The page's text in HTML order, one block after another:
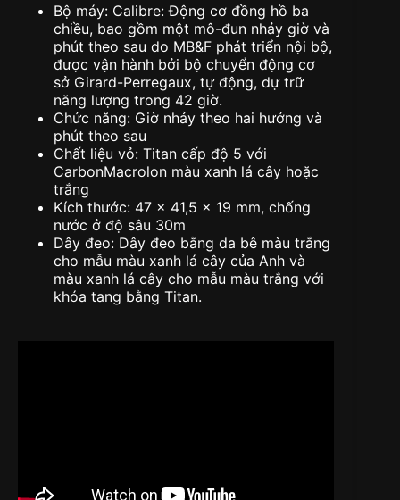
Bộ máy: Calibre: Động cơ đồng hồ ba
chiều, bao gồm một mô-đun nhảy giờ và
phút theo sau do MB&F phát triển nội bộ,
được vận hành bởi bộ chuyển động cơ
sở Girard-Perregaux, tự động, dự trữ
năng lượng trong 42 giờ.
Chức năng: Giờ nhảy theo hai hướng và
phút theo sau
Chất liệu vỏ: Titan cấp độ 5 với
CarbonMacrolon màu xanh lá cây hoặc
trắng
Kích thước: 47 x 41,5 x 19 mm, chống
nước ở độ sâu 30m
Dây đeo: Dây đeo bằng da bê màu trắng
cho mẫu màu xanh lá cây của Anh và
màu xanh lá cây cho mẫu màu trắng với
khóa tang bằng Titan.